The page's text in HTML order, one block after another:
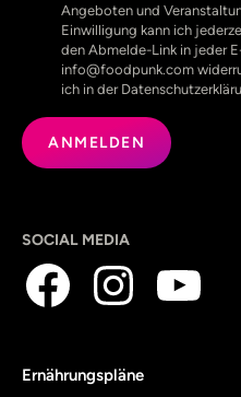
Angeboten und
Einwilligung kann ich
den Abmelde-Link in jeder
info@foodpunk.com
ich in der
SOCIAL MEDIA
Ernährungspläne